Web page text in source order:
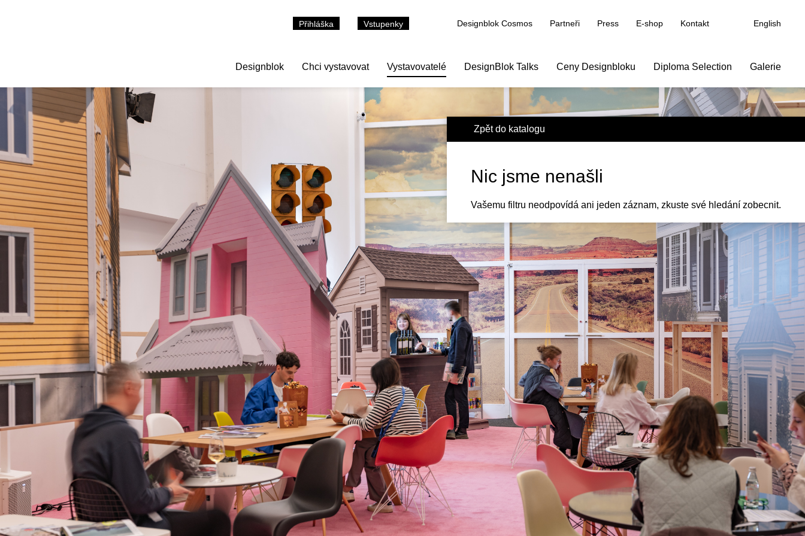
Přihláška Vstupenky Designblok Cosmos Partneři Press E-shop Kontakt English
Designblok Chci vystavovat Vystavovatelé DesignBlok Talks Ceny Designbloku Diploma Selection Galerie
Zpět do katalogu
Nic jsme nenašli
Vašemu filtru neodpovídá ani jeden záznam, zkuste své hledání zobecnit.